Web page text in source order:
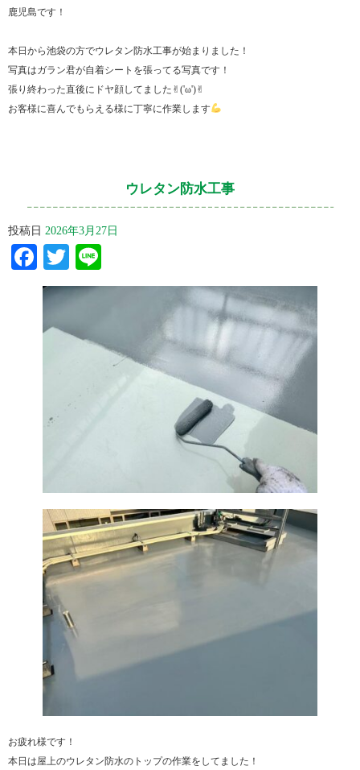
鹿児島です！
本日から池袋の方でウレタン防水工事が始まりました！
写真はガラン君が自着シートを張ってる写真です！
張り終わった直後にドヤ顔してました✌︎('ω')✌︎
お客様に喜んでもらえる様に丁寧に作業します
ウレタン防水工事
投稿日 2026年3月27日
Facebook
Twitter
お疲れ様です！
本日は屋上のウレタン防水のトップの作業をしてました！